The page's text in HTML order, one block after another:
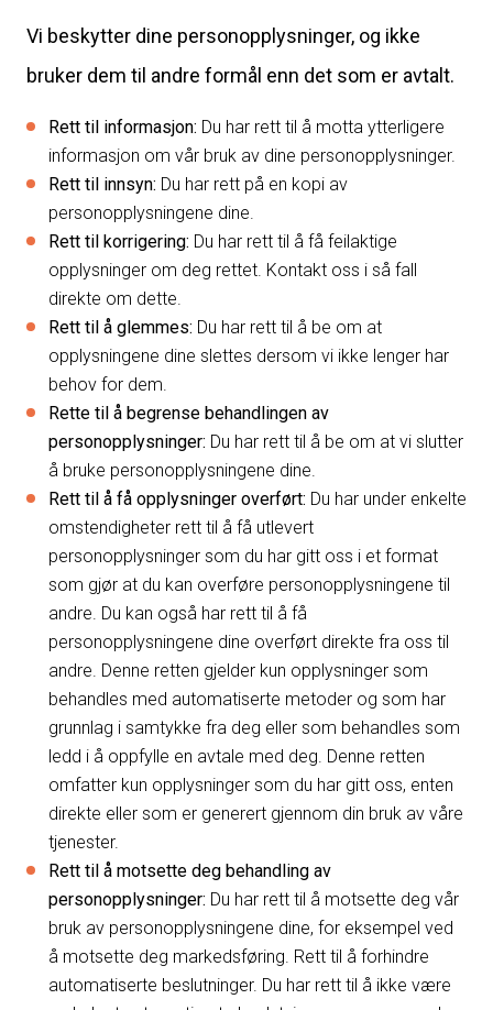
Vi beskytter dine personopplysninger, og ikke
bruker dem til andre formål enn det som er avtalt.
Rett til informasjon: Du har rett til å motta ytterligere
informasjon om vår bruk av dine personopplysninger.
Rett til innsyn: Du har rett på en kopi av
personopplysningene dine.
Rett til korrigering: Du har rett til å få feilaktige
opplysninger om deg rettet. Kontakt oss i så fall
direkte om dette.
Rett til å glemmes: Du har rett til å be om at
opplysningene dine slettes dersom vi ikke lenger har
behov for dem.
Rette til å begrense behandlingen av
personopplysninger: Du har rett til å be om at vi slutter
å bruke personopplysningene dine.
Rett til å få opplysninger overført: Du har under enkelte
omstendigheter rett til å få utlevert
personopplysninger som du har gitt oss i et format
som gjør at du kan overføre personopplysningene til
andre. Du kan også har rett til å få
personopplysningene dine overført direkte fra oss til
andre. Denne retten gjelder kun opplysninger som
behandles med automatiserte metoder og som har
grunnlag i samtykke fra deg eller som behandles som
ledd i å oppfylle en avtale med deg. Denne retten
omfatter kun opplysninger som du har gitt oss, enten
direkte eller som er generert gjennom din bruk av våre
tjenester.
Rett til å motsette deg behandling av
personopplysninger: Du har rett til å motsette deg vår
bruk av personopplysningene dine, for eksempel ved
å motsette deg markedsføring. Rett til å forhindre
automatiserte beslutninger. Du har rett til å ikke være